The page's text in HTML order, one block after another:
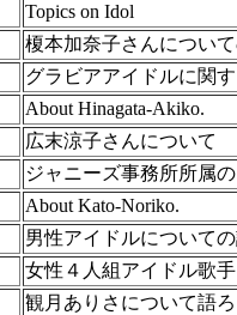
Topics on Idol
榎本加奈子さんについ
グラビアアイドルに関
About Hinagata-Akiko.
広末涼子さんについて
ジャニーズ事務所所属
About Kato-Noriko.
男性アイドルについて
女性４人組アイドル歌
観月ありさについて語